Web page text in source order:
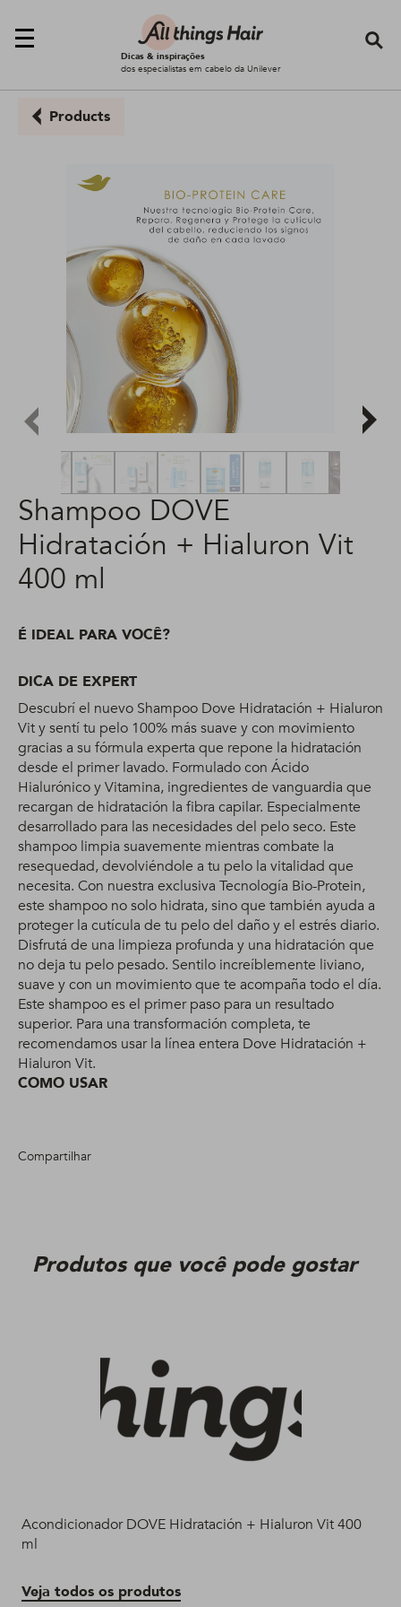
Dicas & inspirações
dos especialistas em cabelo da Unilever
Products
Shampoo DOVE
Hidratación + Hialuron Vit
400 ml
É IDEAL PARA VOCÊ?
DICA DE EXPERT
Descubrí el nuevo Shampoo Dove Hidratación + Hialuron
Vit y sentí tu pelo 100% más suave y con movimiento
gracias a su fórmula experta que repone la hidratación
desde el primer lavado. Formulado con Ácido
Hialurónico y Vitamina, ingredientes de vanguardia que
recargan de hidratación la fibra capilar. Especialmente
desarrollado para las necesidades del pelo seco. Este
shampoo limpia suavemente mientras combate la
resequedad, devolviéndole a tu pelo la vitalidad que
necesita. Con nuestra exclusiva Tecnología Bio-Protein,
este shampoo no solo hidrata, sino que también ayuda a
proteger la cutícula de tu pelo del daño y el estrés diario.
Disfrutá de una limpieza profunda y una hidratación que
no deja tu pelo pesado. Sentilo increíblemente liviano,
suave y con un movimiento que te acompaña todo el día.
Este shampoo es el primer paso para un resultado
superior. Para una transformación completa, te
recomendamos usar la línea entera Dove Hidratación +
Hialuron Vit.
COMO USAR
Compartilhar
Produtos que você pode gostar
Acondicionador DOVE Hidratación + Hialuron Vit 400
ml
Veja todos os produtos